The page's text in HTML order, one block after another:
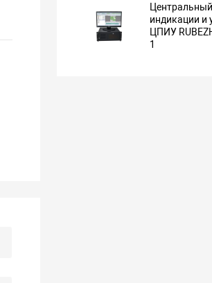
индикации и
ЦПИУ
1